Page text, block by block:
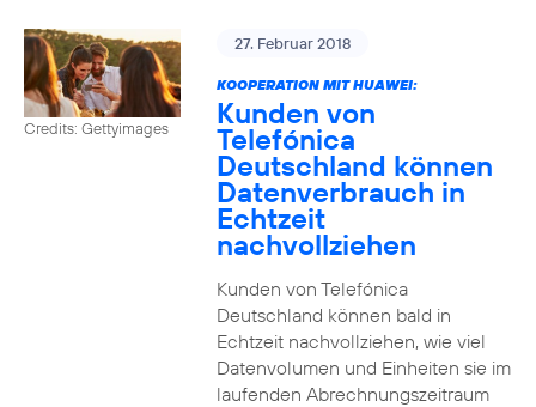
Credits: Gettyimages
27. Februar 2018
KOOPERATION MIT HUAWEI:
Kunden von
Telefónica
Deutschland können
Datenverbrauch in
Echtzeit
nachvollziehen
Kunden von Telefónica
Deutschland können bald in
Echtzeit nachvollziehen, wie viel
Datenvolumen und Einheiten sie im
laufenden Abrechnungszeitraum